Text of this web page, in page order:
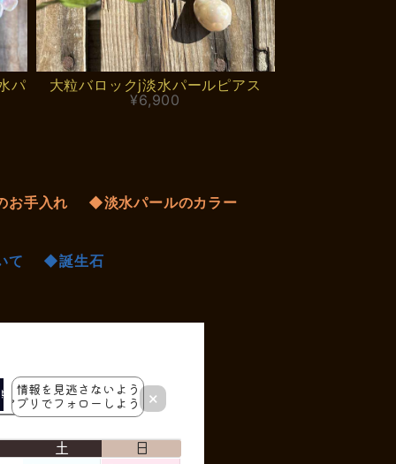
パ
大粒バロックj淡水パールピアス
¥6,900
お手入れ ◆淡水パールのカラー
て ◆誕生石